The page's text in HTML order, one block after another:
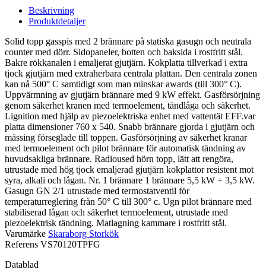
Beskrivning
Produktdetaljer
Solid topp gasspis med 2 brännare på statiska gasugn och neutrala
counter med dörr. Sidopaneler, botten och baksida i rostfritt stål.
Bakre rökkanalen i emaljerat gjutjärn. Kokplatta tillverkad i extra
tjock gjutjärn med extraherbara centrala plattan. Den centrala zonen
kan nå 500° C samtidigt som man minskar awards (till 300° C).
Uppvärmning av gjutjärn brännare med 9 kW effekt. Gasförsörjning
genom säkerhet kranen med termoelement, tändlåga och säkerhet.
Lignition med hjälp av piezoelektriska enhet med vattentät EFF.var
platta dimensioner 760 x 540. Snabb brännare gjorda i gjutjärn och
mässing förseglade till toppen. Gasförsörjning av säkerhet kranar
med termoelement och pilot brännare för automatisk tändning av
huvudsakliga brännare. Radioused hörn topp, lätt att rengöra,
utrustade med hög tjock emaljerad gjutjärn kokplattor resistent mot
syra, alkali och lågan. Nr. 1 brännare 1 brännare 5,5 kW + 3,5 kW.
Gasugn GN 2/1 utrustade med termostatventil för
temperaturreglering från 50° C till 300° c. Ugn pilot brännare med
stabiliserad lågan och säkerhet termoelement, utrustade med
piezoelektrisk tändning. Matlagning kammare i rostfritt stål.
Varumärke Skaraborg Storkök
Referens VS70120TPFG
Datablad